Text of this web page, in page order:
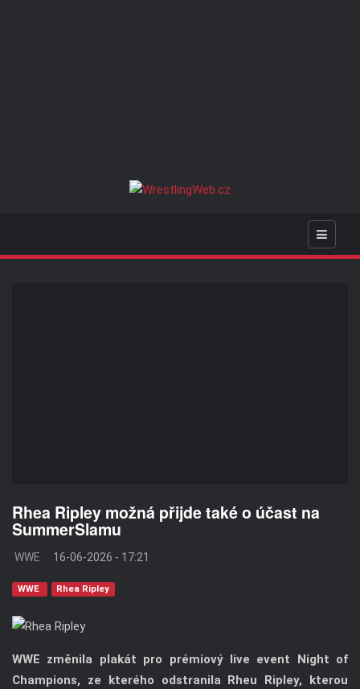
Rhea Ripley možná přijde také o účast na
SummerSlamu
WWE 16-06-2026 - 17:21
WWE Rhea Ripley
WWE změnila plakát pro prémiový live event Night of
Champions, ze kterého odstranila Rheu Ripley, kterou